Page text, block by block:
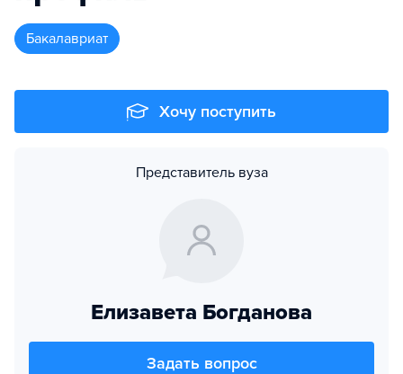
бакалавриат
Хочу поступить
Представитель вуза
Елизавета Богданова
Задать вопрос